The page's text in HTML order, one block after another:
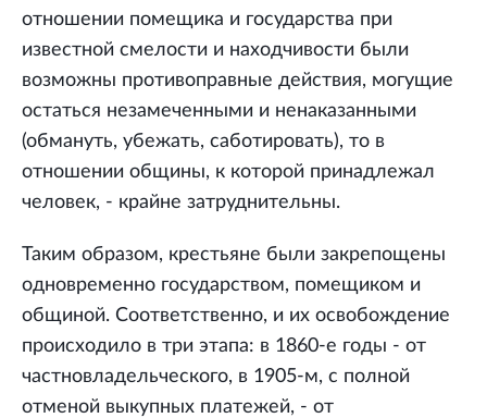
отношении помещика и государства при
известной смелости и находчивости были
возможны противоправные действия, могущие
остаться незамеченными и ненаказанными
(обмануть, убежать, саботировать), то в
отношении общины, к которой принадлежал
человек, - крайне затруднительны.
Таким образом, крестьяне были закрепощены
одновременно государством, помещиком и
общиной. Соответственно, и их освобождение
происходило в три этапа: в 1860-е годы - от
частновладельческого, в 1905-м, с полной
отменой выкупных платежей, - от